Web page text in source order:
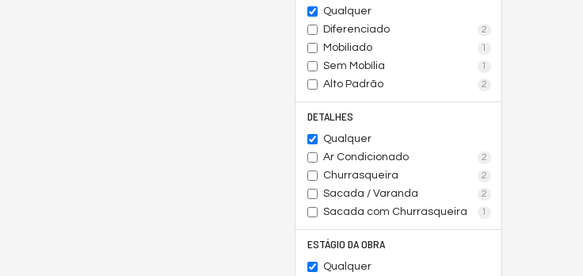
Qualquer
Diferenciado
2
Mobiliado 1
Sem Mobília 1
Alto Padrão 2
DETALHES
Qualquer
Ar Condicionado
2
Churrasqueira 2
Sacada / Varanda 2
Sacada com Churrasqueira 1
ESTÁGIO DA OBRA
Qualquer